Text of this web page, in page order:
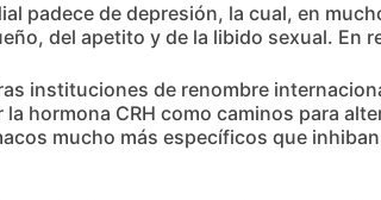
padece de depresión, la cual, en
del apetito y de la libido sexual. En
instituciones de renombre
hormona CRH como caminos para
mucho más específicos que